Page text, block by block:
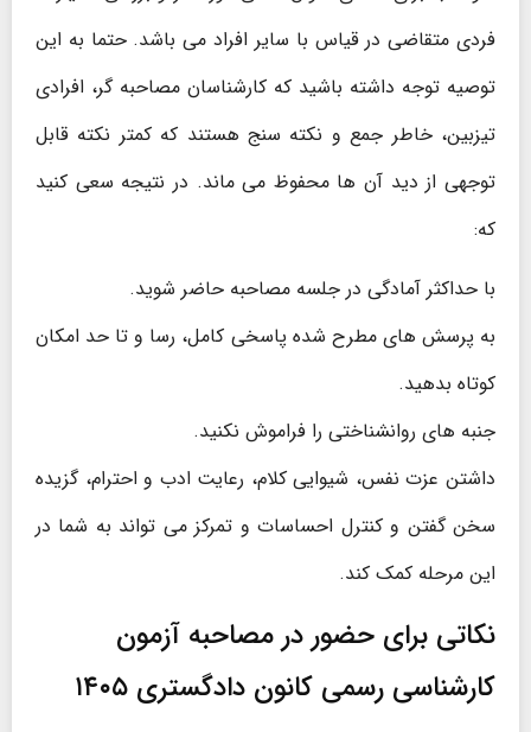
فردی متقاضی در قیاس با سایر افراد می باشد. حتما به این
توصیه توجه داشته باشید که کارشناسان مصاحبه گر، افرادی
تیزبین، خاطر جمع و نکته سنج هستند که کمتر نکته قابل
توجهی از دید آن ها محفوظ می ماند. در نتیجه سعی کنید
که:
با حداکثر آمادگی در جلسه مصاحبه حاضر شوید.
به پرسش های مطرح شده پاسخی کامل، رسا و تا حد امکان
کوتاه بدهید.
جنبه های روانشناختی را فراموش نکنید.
داشتن عزت نفس، شیوایی کلام، رعایت ادب و احترام، گزیده
سخن گفتن و کنترل احساسات و تمرکز می تواند به شما در
این مرحله کمک کند.
نکاتی برای حضور در مصاحبه آزمون
کارشناسی رسمی کانون دادگستری ۱۴۰۵